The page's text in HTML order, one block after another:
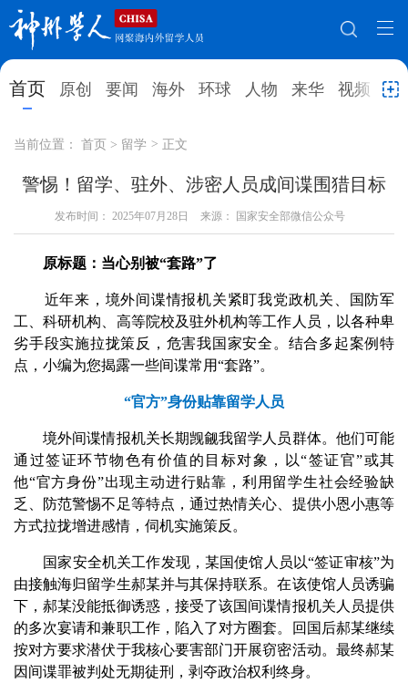
首页 原创 要闻 海外 环球 人物 来华 视频 教
网站地图
首页 原创
环球 人物 来华 视频
教育 就业创业 合作办学 直播访谈
留学 人才
综合 深度 专题 实用信息
招聘信息 更多数据
当前位置： 首页 > 留学 > 正文
警惕！留学、驻外、涉密人员成间谍围猎目标
发布时间： 2025年07月28日 来源： 国家安全部微信公众号
原标题：当心别被“套路”了
近年来，境外间谍情报机关紧盯我党政机关、国防军
工、科研机构、高等院校及驻外机构等工作人员，以各种卑
劣手段实施拉拢策反，危害我国家安全。结合多起案例特
点，小编为您揭露一些间谍常用“套路”。
“官方”身份贴靠留学人员
境外间谍情报机关长期觊觎我留学人员群体。他们可能
通过签证环节物色有价值的目标对象，以“签证官”或其
他“官方身份”出现主动进行贴靠，利用留学生社会经验缺
乏、防范警惕不足等特点，通过热情关心、提供小恩小惠等
方式拉拢增进感情，伺机实施策反。
国家安全机关工作发现，某国使馆人员以“签证审核”为
由接触海归留学生郝某并与其保持联系。在该使馆人员诱骗
下，郝某没能抵御诱惑，接受了该国间谍情报机关人员提供
的多次宴请和兼职工作，陷入了对方圈套。回国后郝某继续
按对方要求潜伏于我核心要害部门开展窃密活动。最终郝某
因间谍罪被判处无期徒刑，剥夺政治权利终身。